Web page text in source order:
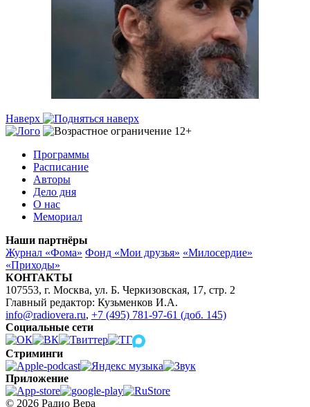
Наверх
Программы
Расписание
Авторы
Дело дня
О нас
Мемориал
Наши партнёры
Журнал «Фома» Фонд «Мои друзья» «Милосердие»
«Приходы»
КОНТАКТЫ
107553, г. Москва, ул. Б. Черкизовская, 17, стр. 2
Главный редактор: Кузьменков И.А.
info@radiovera.ru, +7 (495) 781-97-61 (доб. 145)
Социальные сети
Стриминги
Приложение
© 2026 Радио Вера